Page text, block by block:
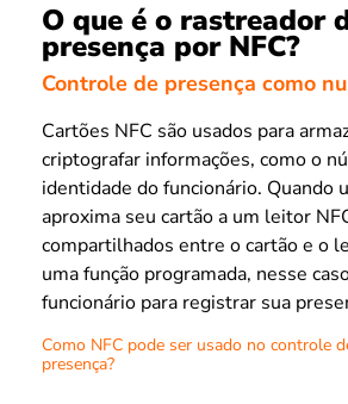
O que é o rastreador
presença por NFC?
Controle de presença como
Cartões NFC são usados para
criptografar informações, como o
identidade do funcionário. Quando
aproxima seu cartão a um leitor
compartilhados entre o cartão e o
uma função programada, nesse
funcionário para registrar sua
Como NFC pode ser usado no controle
presença?